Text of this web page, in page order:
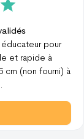
éducateur pour
et rapide à
cm (non fourni) à